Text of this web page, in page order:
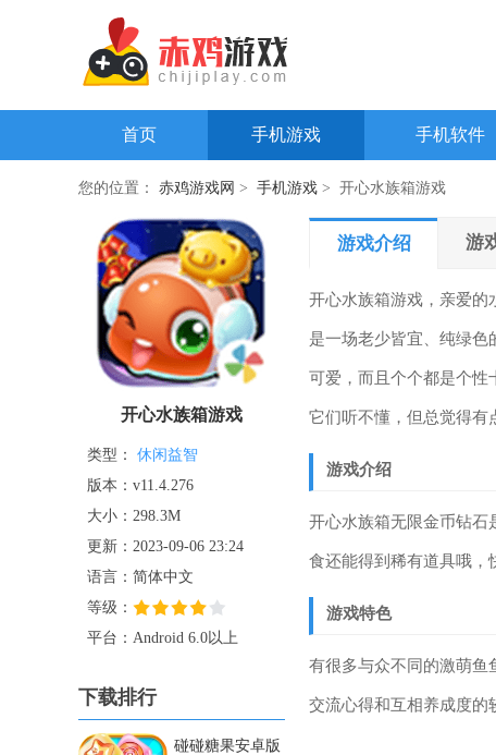
首页 手机游戏 手机软件
您的位置： 赤鸡游戏网 > 手机游戏 > 开心水族箱游戏
开心水族箱游戏
类型： 休闲益智
版本：v11.4.276
大小：298.3M
更新：2023-09-06 23:24
语言：简体中文
等级：
平台：Android 6.0以上
下载排行
碰碰糖果安卓版
游戏介绍 游
开心水族箱游戏，亲爱的
是一场老少皆宜、纯绿色
可爱，而且个个都是个性
它们听不懂，但总觉得有
游戏介绍
开心水族箱无限金币钻石
食还能得到稀有道具哦，
游戏特色
有很多与众不同的激萌鱼
交流心得和互相养成度的